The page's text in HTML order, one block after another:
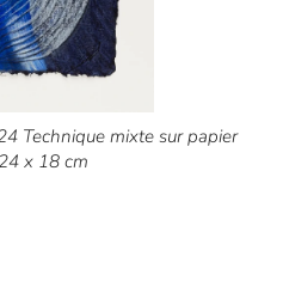
Technique mixte sur papier
x 18 cm